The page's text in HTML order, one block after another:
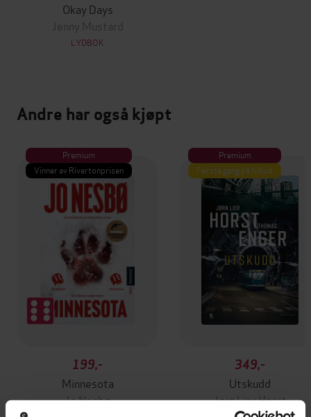
Okay Days
Jenny Mustard
LYDBOK
Andre har også kjøpt
Premium
Vinner av Rivertonprisen
199,-
Minnesota
Jo Nesbø
Premium
Første gang på tilbud
349,-
Utskudd
Jørn Lier Horst